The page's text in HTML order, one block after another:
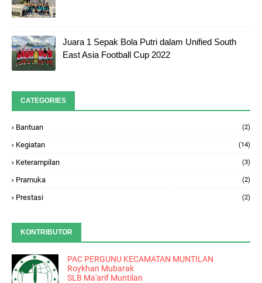
Juara 1 Sepak Bola Putri dalam Unified South
East Asia Football Cup 2022
CATEGORIES
Bantuan (2)
Kegiatan (14)
Keterampilan (3)
Pramuka (2)
Prestasi (2)
KONTRIBUTOR
PAC PERGUNU KECAMATAN MUNTILAN
Roykhan Mubarak
SLB Ma'arif Muntilan